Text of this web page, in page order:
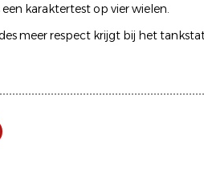
karaktertest op vier wielen.
meer respect krijgt bij het